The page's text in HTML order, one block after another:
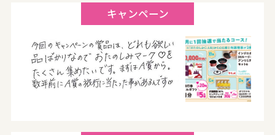
キャンペーン